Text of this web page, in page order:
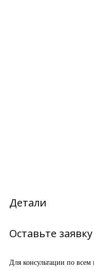
Детали
Оставьте заявку
Для консультации по всем